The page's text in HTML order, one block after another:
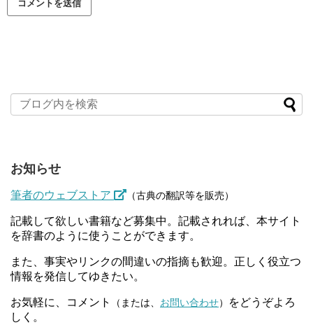
お知らせ
筆者のウェブストア （古典の翻訳等を販売）
記載して欲しい書籍など募集中。記載されれば、本サイト
を辞書のように使うことができます。
また、事実やリンクの間違いの指摘も歓迎。正しく役立つ
情報を発信してゆきたい。
お気軽に、コメント （または、 お問い合わせ）
をどうぞよろ
しく。